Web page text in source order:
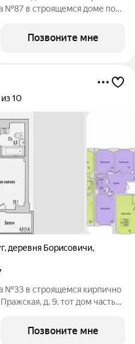
№87 в строящемся доме по
пространство, где каждый
Позвоните мне
10
, деревня Борисовичи,
№33 в строящемся кирпично
д. 9. тот дом часть
Здесь всё создано для
Позвоните мне